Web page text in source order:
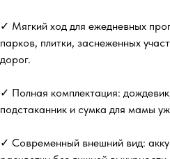
✓ Мягкий ход для ежедневных
парков, плитки, заснеженных
дорог.
✓ Полная комплектация:
подстаканник и сумка для мамы
✓ Современный внешний вид: